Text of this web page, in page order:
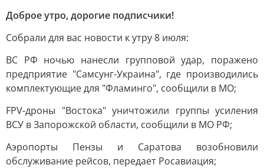
Доброе утро, дорогие подписчики!
Собрали для вас новости к утру 8 июля:
ВС РФ ночью нанесли групповой удар, поражено
предприятие "Самсунг-Украина", где производились
комплектующие для "Фламинго", сообщили в МО;
FPV-дроны "Востока" уничтожили группы усиления
ВСУ в Запорожской области, сообщили в МО РФ;
Аэропорты Пензы и Саратова возобновили
обслуживание рейсов, передает Росавиация;